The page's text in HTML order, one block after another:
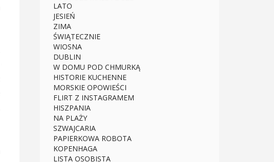
LATO
JESIEŃ
ZIMA
ŚWIĄTECZNIE
WIOSNA
DUBLIN
W DOMU POD CHMURKĄ
HISTORIE KUCHENNE
MORSKIE OPOWIEŚCI
FLIRT Z INSTAGRAMEM
HISZPANIA
NA PLAŻY
SZWAJCARIA
PAPIERKOWA ROBOTA
KOPENHAGA
LISTA OSOBISTA